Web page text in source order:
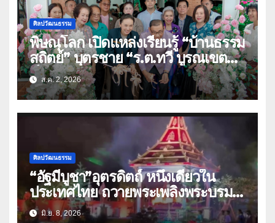
ศิลปวัฒนธรรม
พิษณุโลก เปิดแหล่งเรียนรู้ “บ้านธรรม
สถิตย์” บุตรชาย “ร.ต.ทวี บูรณเขต
ต์”ศิลปินแห่งชาติ(คลิป)
ส.ค. 2, 2026
ศิลปวัฒนธรรม
“อัฐมีบูชา”อุตรดิตถ์ หนึ่งเดียวใน
ประเทศไทย ถวายพระเพลิงพระบรม
ศพ”พระสัมมาสัมพุทธเจ้า”
มิ.ย. 8, 2026